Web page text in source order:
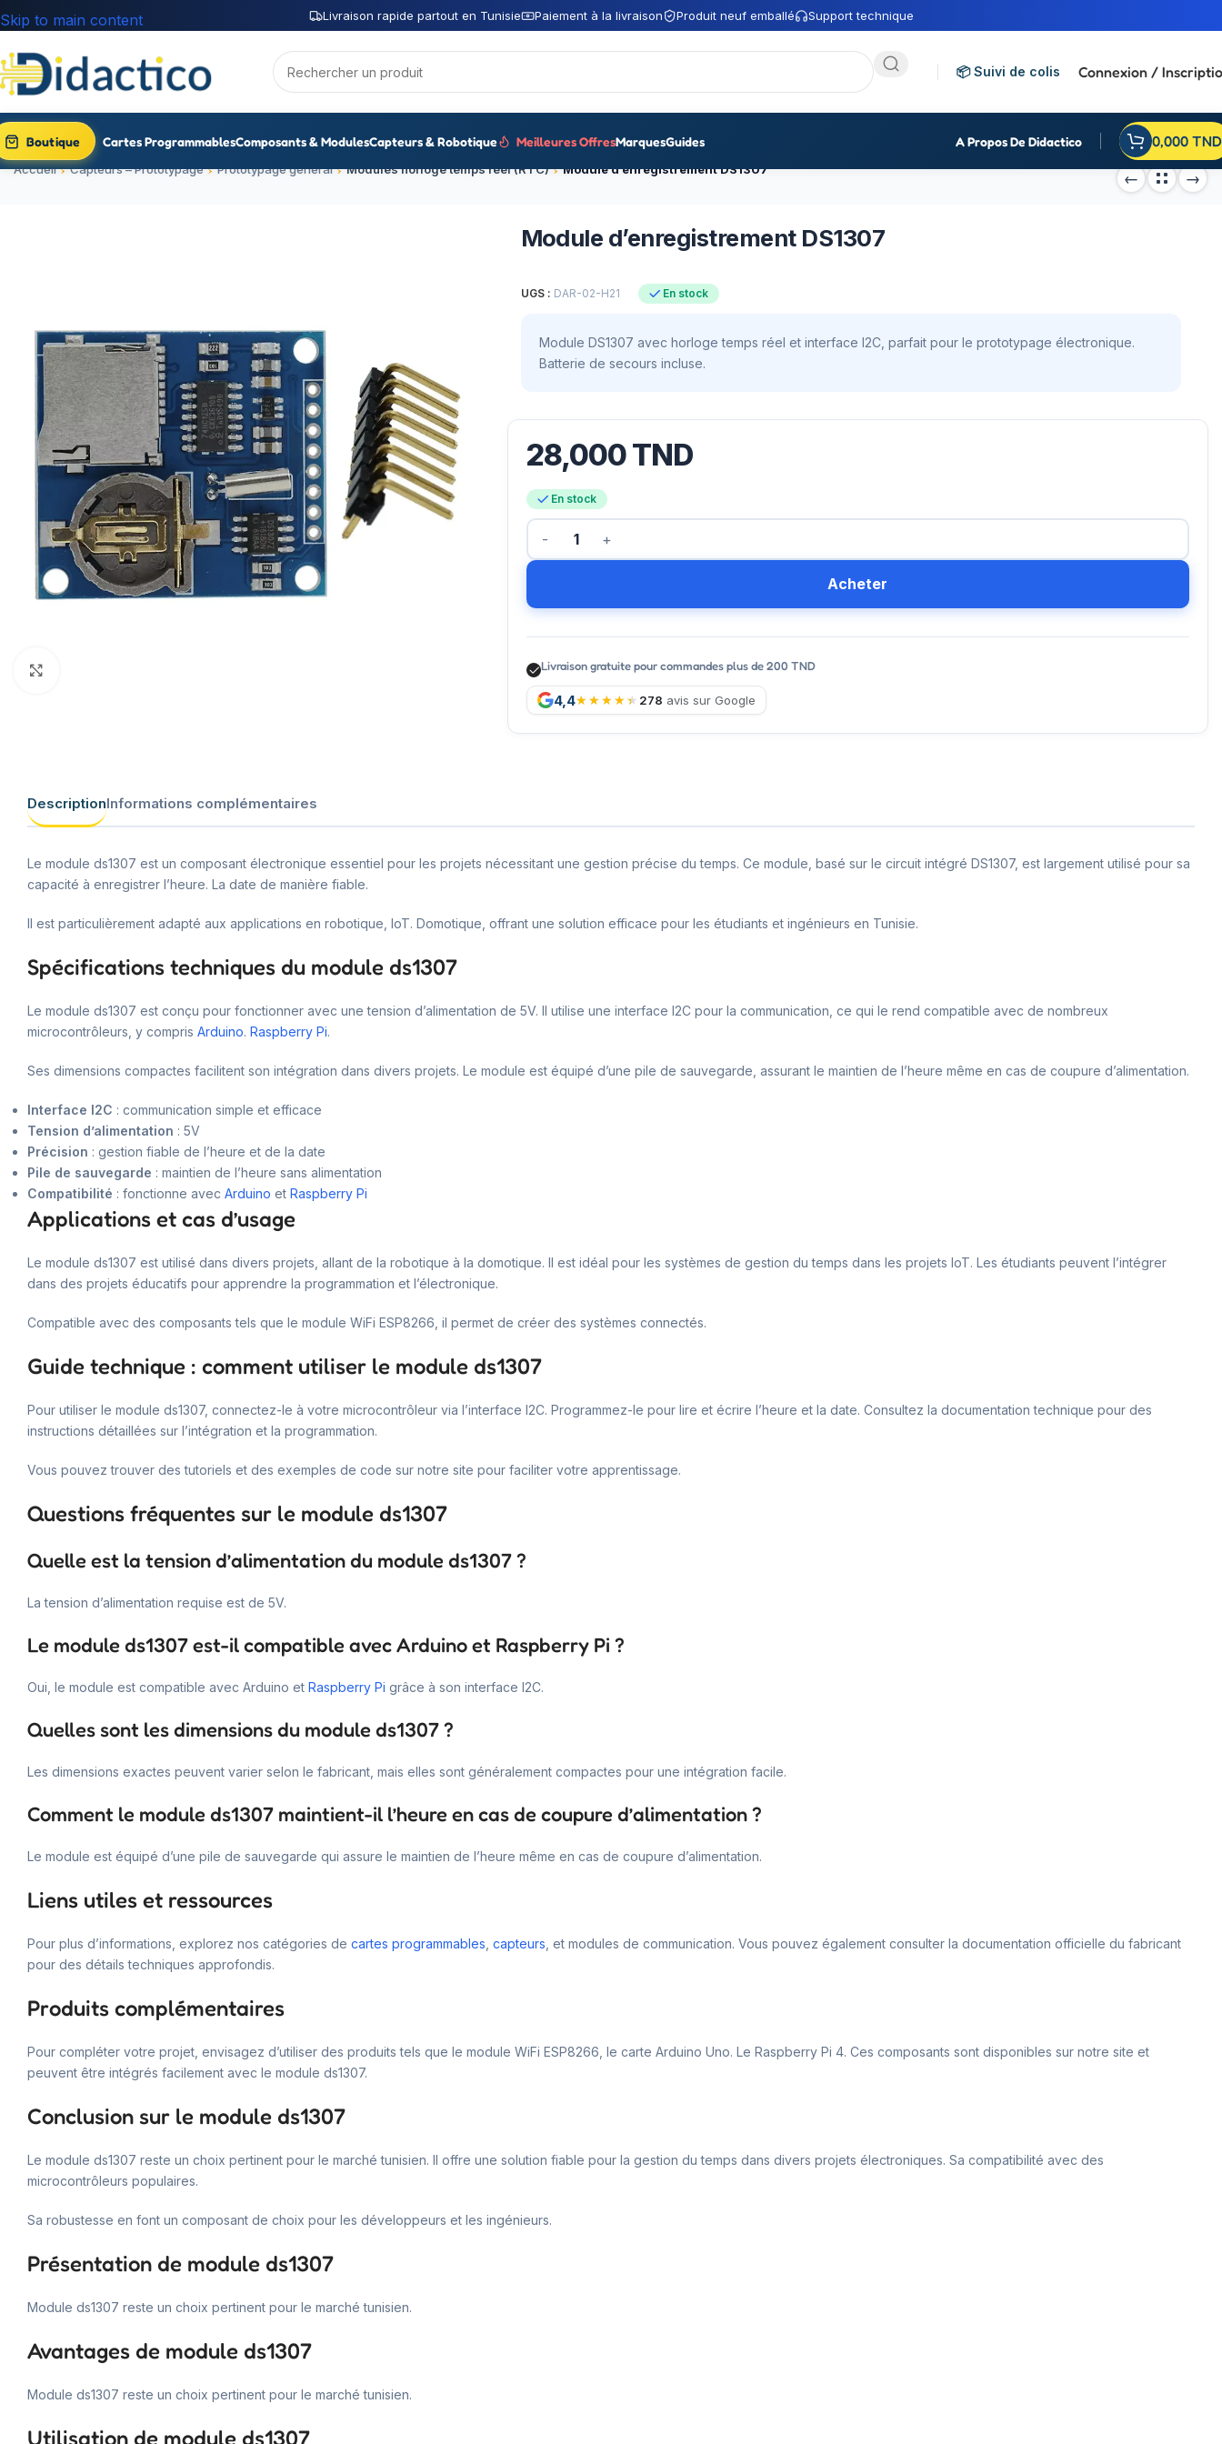
Livraison rapide partout en Tunisie Paiement à la livraison Produit neuf emballé Support technique
Skip to main content
📦 Suivi de colis Connexion /
Boutique Cartes ProgrammablesComposants & ModulesCapteurs & Robotique Meilleures OffresMarquesGuides A Propos De Didactico 0,000 TND
Accueil Capteurs – Prototypage Prototypage général Modules horloge temps réel (RTC) Module d’enregistrement DS1307
Module d’enregistrement DS1307
UGS : DAR-02-H21 En stock
Module DS1307 avec horloge temps réel et interface I2C, parfait pour le prototypage électronique.
Batterie de secours incluse.
28,000TND
En stock
Acheter
Livraison gratuite pour commandes plus de 200 TND
4,4 278 avis sur Google
DescriptionInformations complémentaires
Le module ds1307 est un composant électronique essentiel pour les projets nécessitant une gestion précise du temps. Ce module, basé sur le circuit intégré DS1307, est largement utilisé pour sa
capacité à enregistrer l’heure. La date de manière fiable.
Il est particulièrement adapté aux applications en robotique, IoT. Domotique, offrant une solution efficace pour les étudiants et ingénieurs en Tunisie.
Spécifications techniques du module ds1307
Le module ds1307 est conçu pour fonctionner avec une tension d’alimentation de 5V. Il utilise une interface I2C pour la communication, ce qui le rend compatible avec de nombreux
microcontrôleurs, y compris Arduino. Raspberry Pi.
Ses dimensions compactes facilitent son intégration dans divers projets. Le module est équipé d’une pile de sauvegarde, assurant le maintien de l’heure même en cas de coupure d’alimentation.
Interface I2C : communication simple et efficace
Tension d’alimentation : 5V
Précision : gestion fiable de l’heure et de la date
Pile de sauvegarde : maintien de l’heure sans alimentation
Compatibilité : fonctionne avec Arduino et Raspberry Pi
Applications et cas d’usage
Le module ds1307 est utilisé dans divers projets, allant de la robotique à la domotique. Il est idéal pour les systèmes de gestion du temps dans les projets IoT. Les étudiants peuvent l’intégrer
dans des projets éducatifs pour apprendre la programmation et l’électronique.
Compatible avec des composants tels que le module WiFi ESP8266, il permet de créer des systèmes connectés.
Guide technique : comment utiliser le module ds1307
Pour utiliser le module ds1307, connectez-le à votre microcontrôleur via l’interface I2C. Programmez-le pour lire et écrire l’heure et la date. Consultez la documentation technique pour des
instructions détaillées sur l’intégration et la programmation.
Vous pouvez trouver des tutoriels et des exemples de code sur notre site pour faciliter votre apprentissage.
Questions fréquentes sur le module ds1307
Quelle est la tension d’alimentation du module ds1307 ?
La tension d’alimentation requise est de 5V.
Le module ds1307 est-il compatible avec Arduino et Raspberry Pi ?
Oui, le module est compatible avec Arduino et Raspberry Pi grâce à son interface I2C.
Quelles sont les dimensions du module ds1307 ?
Les dimensions exactes peuvent varier selon le fabricant, mais elles sont généralement compactes pour une intégration facile.
Comment le module ds1307 maintient-il l’heure en cas de coupure d’alimentation ?
Le module est équipé d’une pile de sauvegarde qui assure le maintien de l’heure même en cas de coupure d’alimentation.
Liens utiles et ressources
Pour plus d’informations, explorez nos catégories de cartes programmables capteurs , et modules de communication. Vous pouvez également consulter la documentation officielle du fabricant
pour des détails techniques approfondis.
Produits complémentaires
Pour compléter votre projet, envisagez d’utiliser des produits tels que le module WiFi ESP8266, le carte Arduino Uno. Le Raspberry Pi 4. Ces composants sont disponibles sur notre site et
peuvent être intégrés facilement avec le module ds1307.
Conclusion sur le module ds1307
Le module ds1307 reste un choix pertinent pour le marché tunisien. Il offre une solution fiable pour la gestion du temps dans divers projets électroniques. Sa compatibilité avec des
microcontrôleurs populaires.
Sa robustesse en font un composant de choix pour les développeurs et les ingénieurs.
Présentation de module ds1307
Module ds1307 reste un choix pertinent pour le marché tunisien.
Avantages de module ds1307
Module ds1307 reste un choix pertinent pour le marché tunisien.
Utilisation de module ds1307